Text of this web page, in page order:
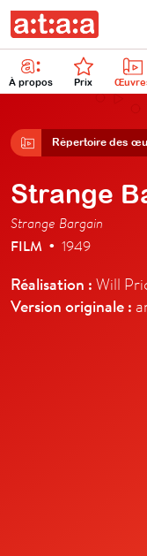
À propos Prix
Répertoire des
Strange
Strange Bargain
FILM • 1949
Réalisation : Will
Version originale :